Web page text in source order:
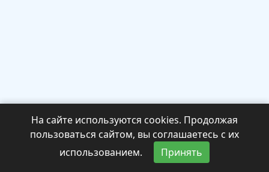
На сайте используются cookies. Продолжая
пользоваться сайтом, вы соглашаетесь с их
использованием.
Принять